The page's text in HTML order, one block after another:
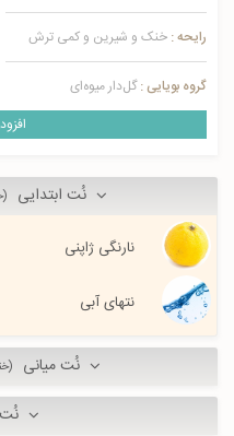
رایحه : خنک و شیرین و کمی ترش
گروه بویایی : گل‌دار میوه‌ای
نُت ابتدایی
نارنگی ژاپنی
نتهای آبی
نُت میانی
نُت